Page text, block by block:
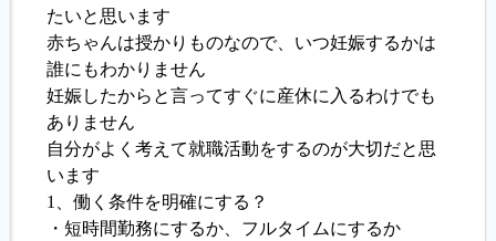
たいと思います
赤ちゃんは授かりものなので、いつ妊娠するかは
誰にもわかりません
妊娠したからと言ってすぐに産休に入るわけでも
ありません
自分がよく考えて就職活動をするのが大切だと思
います
1、働く条件を明確にする？
・短時間勤務にするか、フルタイムにするか